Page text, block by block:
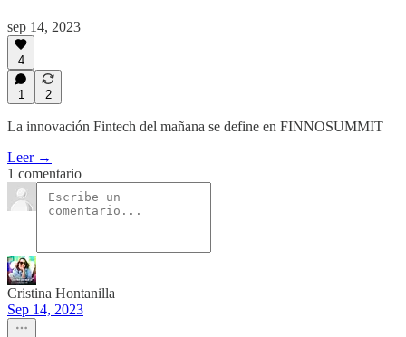
sep 14, 2023
4
1 2
La innovación Fintech del mañana se define en FINNOSUMMIT
Leer →
1 comentario
Cristina Hontanilla
Sep 14, 2023